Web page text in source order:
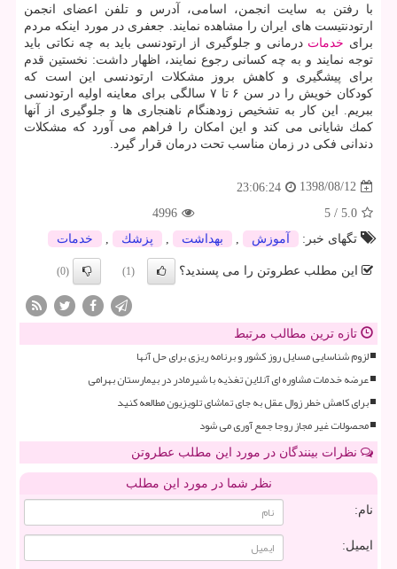
با رفتن به سایت انجمن، اسامی، آدرس و تلفن اعضای انجمن
ارتودنتیست های ایران را مشاهده نمایند. جعفری در مورد اینكه مردم
برای خدمات درمانی و جلوگیری از ارتودنسی باید به چه نكاتی باید
توجه نمایند و به چه كسانی رجوع نمایند، اظهار داشت: نخستین قدم
برای پیشگیری و كاهش بروز مشكلات ارتودنسی این است كه
كودكان خویش را در سن ۶ تا ۷ سالگی برای معاینه اولیه ارتودنسی
ببریم. این كار به تشخیص زودهنگام ناهنجاری ها و جلوگیری از آنها
كمك شایانی می كند و این امكان را فراهم می آورد كه مشكلات
دندانی فكی در زمان مناسب تحت درمان قرار گیرد.
1398/08/12
23:06:24
5.0
/
5
4996
تگهای خبر:
آموزش بهداشت پزشك خدمات
این مطلب عطروتن را می پسندید؟ (1)
(0)
تازه ترین مطالب مرتبط
لزوم شناسایی مسایل روز کشور و برنامه ریزی برای حل آنها
عرضه خدمات مشاوره ای آنلاین تغذیه با شیرمادر در بیمارستان بهرامی
برای کاهش خطر زوال عقل به جای تماشای تلویزیون مطالعه کنید
محصولات غیر مجاز روجا جمع آوری می شود
نظرات بینندگان در مورد این مطلب عطروتن
نظر شما در مورد این مطلب
نام:
ایمیل: